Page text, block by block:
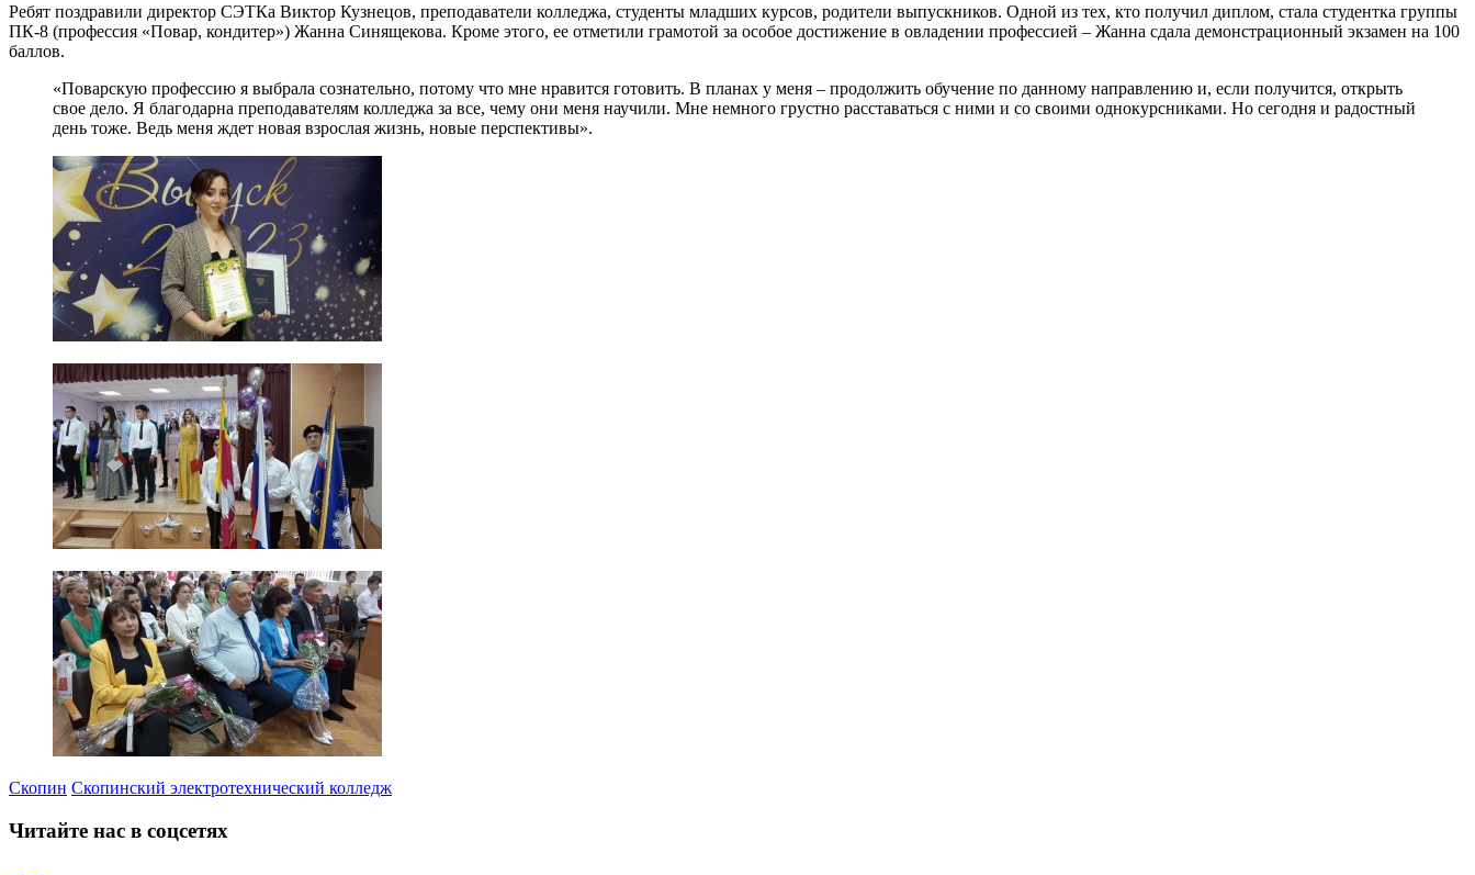
Ребят поздравили директор СЭТКа Виктор Кузнецов, преподаватели колледжа, студенты младших курсов, родители выпускников. Одной из тех, кто получил диплом, стала студентка группы
ПК-8 (профессия «Повар, кондитер») Жанна Синящекова. Кроме этого, ее отметили грамотой за особое достижение в овладении профессией – Жанна сдала демонстрационный экзамен на 100
баллов.
«Поварскую профессию я выбрала сознательно, потому что мне нравится готовить. В планах у меня – продолжить обучение по данному направлению и, если получится, открыть
свое дело. Я благодарна преподавателям колледжа за все, чему они меня научили. Мне немного грустно расставаться с ними и со своими однокурсниками. Но сегодня и радостный
день тоже. Ведь меня ждет новая взрослая жизнь, новые перспективы».
Скопин Скопинский электротехнический колледж
Читайте нас в соцсетях